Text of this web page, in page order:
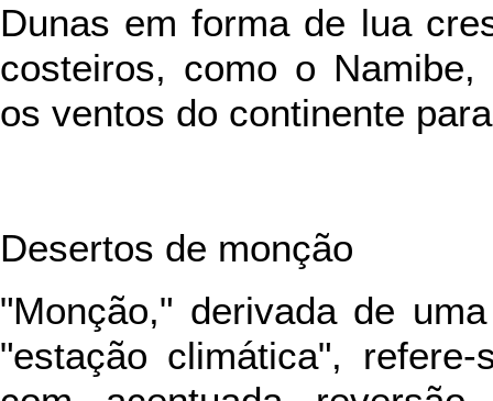
Dunas em forma de lua
costeiros, como o
os ventos do continente
Desertos de monção
"Monção," derivada de
"estação climática",